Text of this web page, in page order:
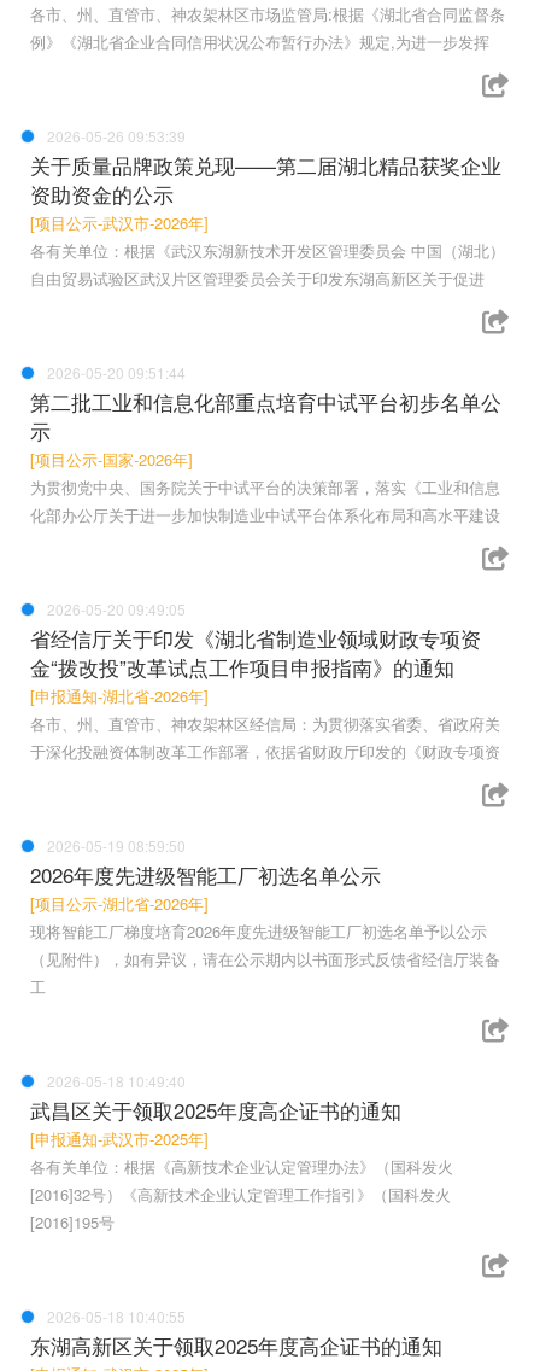
各市、州、直管市、神农架林区市场监管局:根据《湖北省合同监督条
例》《湖北省企业合同信用状况公布暂行办法》规定,为进一步发挥
2026-05-26 09:53:39
关于质量品牌政策兑现——第二届湖北精品获奖企业
资助资金的公示
[项目公示-武汉市-2026年]
各有关单位：根据《武汉东湖新技术开发区管理委员会 中国（湖北）
自由贸易试验区武汉片区管理委员会关于印发东湖高新区关于促进
2026-05-20 09:51:44
第二批工业和信息化部重点培育中试平台初步名单公
示
[项目公示-国家-2026年]
为贯彻党中央、国务院关于中试平台的决策部署，落实《工业和信息
化部办公厅关于进一步加快制造业中试平台体系化布局和高水平建设
2026-05-20 09:49:05
省经信厅关于印发《湖北省制造业领域财政专项资
金“拨改投”改革试点工作项目申报指南》的通知
[申报通知-湖北省-2026年]
各市、州、直管市、神农架林区经信局：为贯彻落实省委、省政府关
于深化投融资体制改革工作部署，依据省财政厅印发的《财政专项资
2026-05-19 08:59:50
2026年度先进级智能工厂初选名单公示
[项目公示-湖北省-2026年]
现将智能工厂梯度培育2026年度先进级智能工厂初选名单予以公示
（见附件），如有异议，请在公示期内以书面形式反馈省经信厅装备
工
2026-05-18 10:49:40
武昌区关于领取2025年度高企证书的通知
[申报通知-武汉市-2025年]
各有关单位：根据《高新技术企业认定管理办法》（国科发火
[2016]32号）《高新技术企业认定管理工作指引》（国科发火
[2016]195号
2026-05-18 10:40:55
东湖高新区关于领取2025年度高企证书的通知